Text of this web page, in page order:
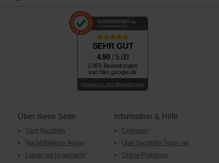
AUSGEZEICHNET .org
Kundenbewertungen
SEHR GUT
4.90 / 5.00
2.955 Bewertungen
von hier, google.de
Hinweis zu den Bewertungen
Über diese Seite
Start Nachhilfe
Nachhilfelehrer finden
Lernen leicht gemacht
Information & Hilfe
Einloggen
Über Nachhilfe-Team.net
Online-Praktikum